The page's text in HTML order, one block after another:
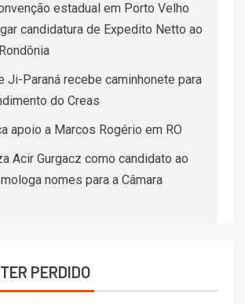
estadual em Porto Velho
candidatura de Expedito Netto ao
Ji-Paraná recebe caminhonete para
do Creas
apoio a Marcos Rogério em RO
Acir Gurgacz como candidato ao
nomes para a Câmara
PERDIDO